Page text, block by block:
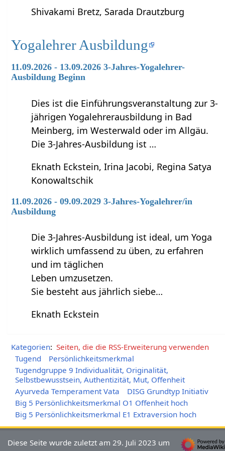
Shivakami Bretz, Sarada Drautzburg
Yogalehrer Ausbildung
11.09.2026 - 13.09.2026 3-Jahres-Yogalehrer-
Ausbildung Beginn
Dies ist die Einführungsveranstaltung zur 3-
jährigen Yogalehrerausbildung in Bad
Meinberg, im Westerwald oder im Allgäu.
Die 3-Jahres-Ausbildung ist …
Eknath Eckstein, Irina Jacobi, Regina Satya
Konowaltschik
11.09.2026 - 09.09.2029 3-Jahres-Yogalehrer/in
Ausbildung
Die 3-Jahres-Ausbildung ist ideal, um Yoga
wirklich umfassend zu üben, zu erfahren
und im täglichen
Leben umzusetzen.
Sie besteht aus jährlich siebe…
Eknath Eckstein
Kategorien: Seiten, die die RSS-Erweiterung verwenden
Tugend
Persönlichkeitsmerkmal
Tugendgruppe 9 Individualität, Originalität,
Selbstbewusstsein, Authentizität, Mut, Offenheit
Ayurveda Temperament Vata
DISG Grundtyp Initiativ
Big 5 Persönlichkeitsmerkmal O1 Offenheit hoch
Big 5 Persönlichkeitsmerkmal E1 Extraversion hoch
Diese Seite wurde zuletzt am 29. Juli 2023 um